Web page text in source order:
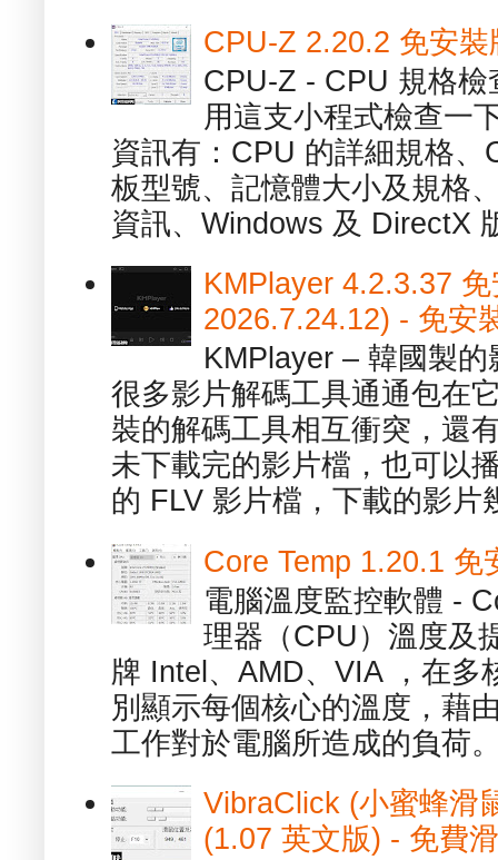
CPU-Z 2.20.2 免安
CPU-Z - CPU 規格
用這支小程式檢查一
資訊有：CPU 的詳細規格
板型號、記憶體大小及規格
資訊、Windows 及 DirectX
KMPlayer 4.2.3.37
2026.7.24.12) - 免安
KMPlayer – 韓國製
很多影片解碼工具通通包在
裝的解碼工具相互衝突，還
未下載完的影片檔，也可以
的 FLV 影片檔，下載的影片
Core Temp 1.20.1 免
電腦溫度監控軟體 -
理器（CPU）溫度及
牌 Intel、AMD、VIA ，在多
別顯示每個核心的溫度，藉
工作對於電腦所造成的負荷
VibraClick (小蜜蜂滑
(1.07 英文版) - 免費